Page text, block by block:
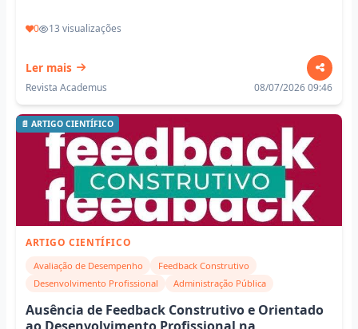
0 13 visualizações
Ler mais
Revista Academus 08/07/2026 09:46
📄 ARTIGO CIENTÍFICO
ARTIGO CIENTÍFICO
Avaliação de Desempenho
Feedback Construtivo
Desenvolvimento Profissional
Administração Pública
Ausência de Feedback Construtivo e Orientado